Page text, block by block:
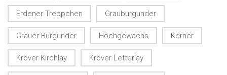
Erdener Treppchen Grauburgunder
Grauer Burgunder Hochgewächs Kerner
Kröver Kirchlay Kröver Letterlay